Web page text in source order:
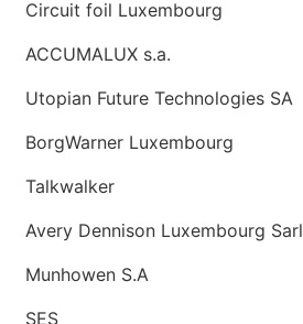
Circuit foil Luxembourg
ACCUMALUX s.a.
Utopian Future Technologies SA
BorgWarner Luxembourg
Talkwalker
Avery Dennison Luxembourg Sarl
Munhowen S.A
SES